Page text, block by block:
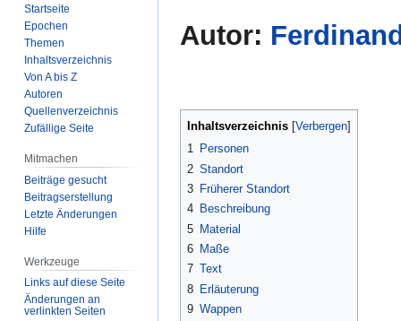
Zur
Navigation
Zur
Suche
Autor:
Inhaltsverzeichnis
1 Personen
2 Standort
3 Früherer Standort
4 Beschreibung
5 Material
6 Maße
7 Text
8 Erläuterung
9 Wappen
Startseite
Epochen
Themen
Inhaltsverzeichnis
Von A bis Z
Autoren
Quellenverzeichnis
Zufällige Seite
Mitmachen
Beiträge gesucht
Beitragserstellung
Letzte Änderungen
Hilfe
Werkzeuge
Links auf diese Seite
Änderungen an
verlinkten Seiten